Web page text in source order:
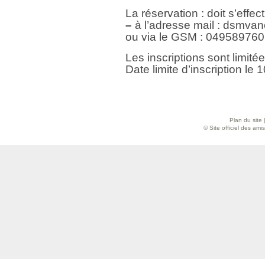
La réservation : doit
– à l’adresse mail :
ou via le GSM :
Les inscriptions sont
Date limite d’inscription le
Plan du site
© Site officiel des